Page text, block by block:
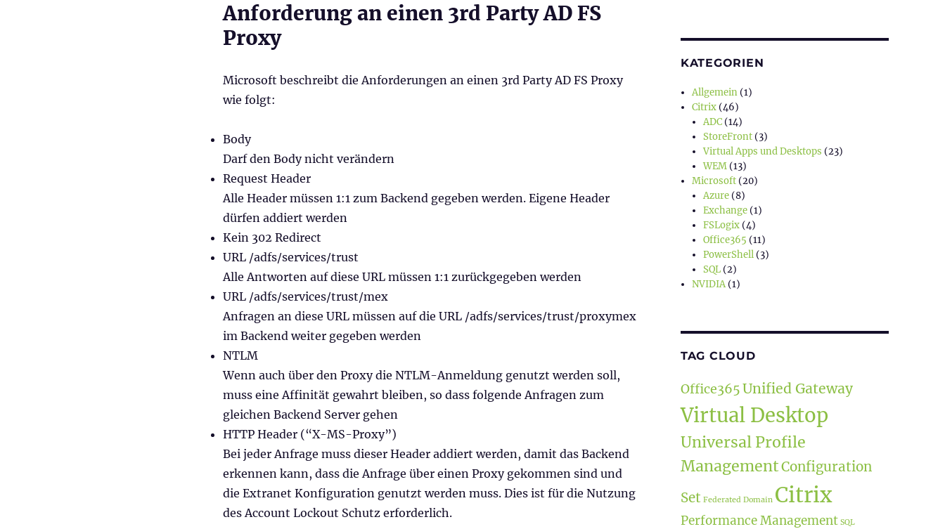
Anforderung an einen 3rd Party AD FS
Proxy
Microsoft beschreibt die Anforderungen an einen 3rd Party AD FS Proxy
wie folgt:
Body
Darf den Body nicht verändern
Request Header
Alle Header müssen 1:1 zum Backend gegeben werden. Eigene Header
dürfen addiert werden
Kein 302 Redirect
URL /adfs/services/trust
Alle Antworten auf diese URL müssen 1:1 zurückgegeben werden
URL /adfs/services/trust/mex
Anfragen an diese URL müssen auf die URL /adfs/services/trust/proxymex
im Backend weiter gegeben werden
NTLM
Wenn auch über den Proxy die NTLM-Anmeldung genutzt werden soll,
muss eine Affinität gewahrt bleiben, so dass folgende Anfragen zum
gleichen Backend Server gehen
HTTP Header (“X-MS-Proxy”)
Bei jeder Anfrage muss dieser Header addiert werden, damit das Backend
erkennen kann, dass die Anfrage über einen Proxy gekommen sind und
die Extranet Konfiguration genutzt werden muss. Dies ist für die Nutzung
des Account Lockout Schutz erforderlich.
KATEGORIEN
Allgemein(1)
Citrix(46)
ADC(14)
StoreFront(3)
Virtual Apps und Desktops (23)
WEM(13)
Microsoft(20)
Azure(8)
Exchange(1)
FSLogix(4)
Office365 (11)
PowerShell(3)
SQL(2)
NVIDIA(1)
TAG CLOUD
Office365Unified Gateway
Virtual Desktop
Universal Profile
ManagementConfiguration
Set Federated Domain Citrix
Performance Management SQL